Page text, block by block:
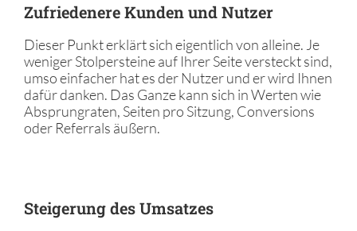
Zufriedenere Kunden und Nutzer
Dieser Punkt erklärt sich eigentlich von alleine. Je
weniger Stolpersteine auf Ihrer Seite versteckt sind,
umso einfacher hat es der Nutzer und er wird Ihnen
dafür danken. Das Ganze kann sich in Werten wie
Absprungraten, Seiten pro Sitzung, Conversions
oder Referrals äußern.
Steigerung des Umsatzes